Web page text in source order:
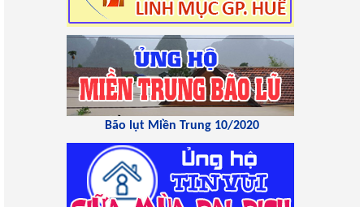
Bão lụt Miền Trung 10/2020